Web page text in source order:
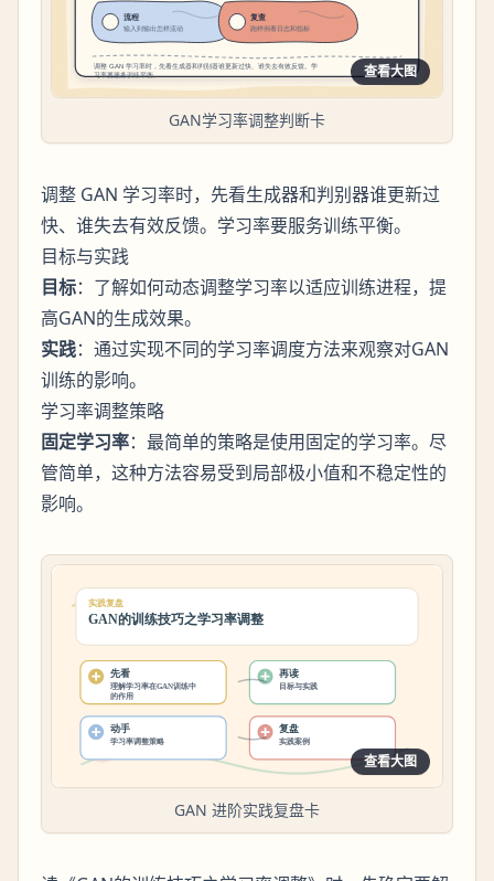
查看大图
GAN学习率调整判断卡
调整 GAN 学习率时，先看生成器和判别器谁更新过
快、谁失去有效反馈。学习率要服务训练平衡。
目标与实践
目标：了解如何动态调整学习率以适应训练进程，提
高GAN的生成效果。
实践：通过实现不同的学习率调度方法来观察对GAN
训练的影响。
学习率调整策略
固定学习率：最简单的策略是使用固定的学习率。尽
管简单，这种方法容易受到局部极小值和不稳定性的
影响。
查看大图
GAN 进阶实践复盘卡